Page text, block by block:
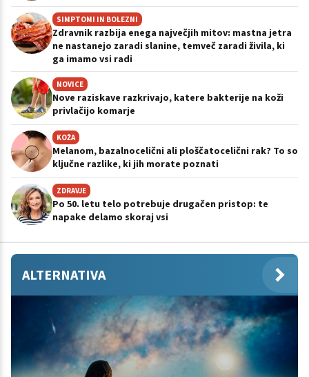
SIMPTOMI IN BOLEZNI
Zdravnik razbija enega največjih mitov: mastna jetra
ne nastanejo zaradi slanine, temveč zaradi živila, ki
ga imamo vsi radi
NOVICE
Nove raziskave razkrivajo, katere bakterije na koži
privlačijo komarje
KOŽA
Melanom, bazalnocelični ali ploščatocelični rak? To so
ključne razlike, ki jih morate poznati
ZDRAVJE
Po 50. letu telo potrebuje drugačen pristop: te
napake delamo skoraj vsi
ALTERNATIVA